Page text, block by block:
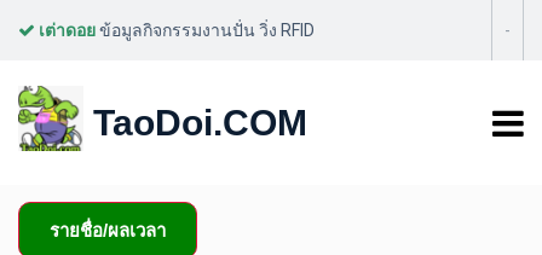
-
เต่าดอยข้อมูลกิจกรรมงานปั่น วิ่ง RFID
TaoDoi.COM
BIKE FOR CHIANGRAI
GAME
รายชื่อ/ผลเวลา